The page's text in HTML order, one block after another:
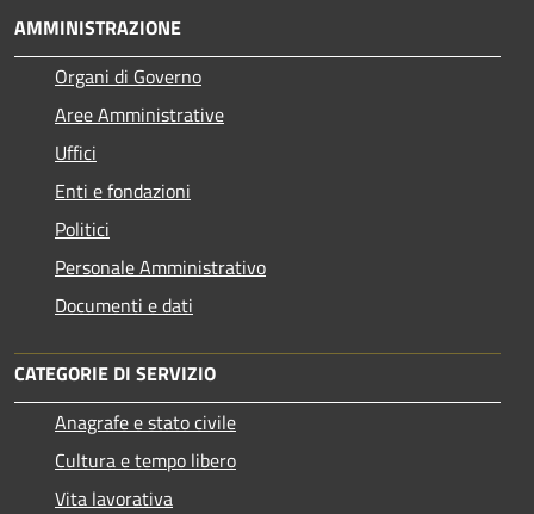
AMMINISTRAZIONE
Organi di Governo
Aree Amministrative
Uffici
Enti e fondazioni
Politici
Personale Amministrativo
Documenti e dati
CATEGORIE DI SERVIZIO
Anagrafe e stato civile
Cultura e tempo libero
Vita lavorativa